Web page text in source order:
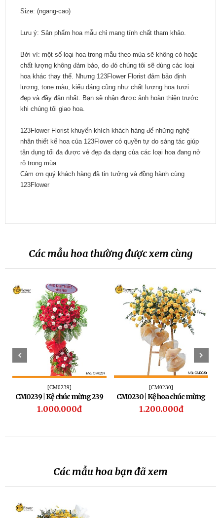
Size: (ngang-cao)
Lưu ý: Sản phẩm hoa mẫu chỉ mang tính chất tham khảo.
Bởi vì: một số loại hoa trong mẫu theo mùa sẽ không có hoặc
chất lượng không đảm bảo, do đó chúng tôi sẽ dùng các loại
hoa khác thay thế. Nhưng 123Flower Florist đảm bảo định
lượng, tone màu, kiểu dáng cũng như chất lượng hoa tươi
đẹp và đầy đặn nhất. Bạn sẽ nhận được ảnh hoàn thiện trước
khi chúng tôi giao hoa.
123Flower Florist khuyến khích khách hàng để những nghệ
nhân thiết kế hoa của 123Flower có quyền tự do sáng tác giúp
tận dụng tối đa được vẻ đẹp đa dạng của các loại hoa đang nở
rộ trong mùa
Cảm ơn quý khách hàng đã tin tưởng và đồng hành cùng
123Flower
Các mẫu hoa thường được xem cùng
[CM0239]
CM0239 | Kệ chúc mừng 239
1.000.000đ
[CM0230]
CM0230 | Kệ hoa chúc mừng
230
1.200.000đ
Các mẫu hoa bạn đã xem